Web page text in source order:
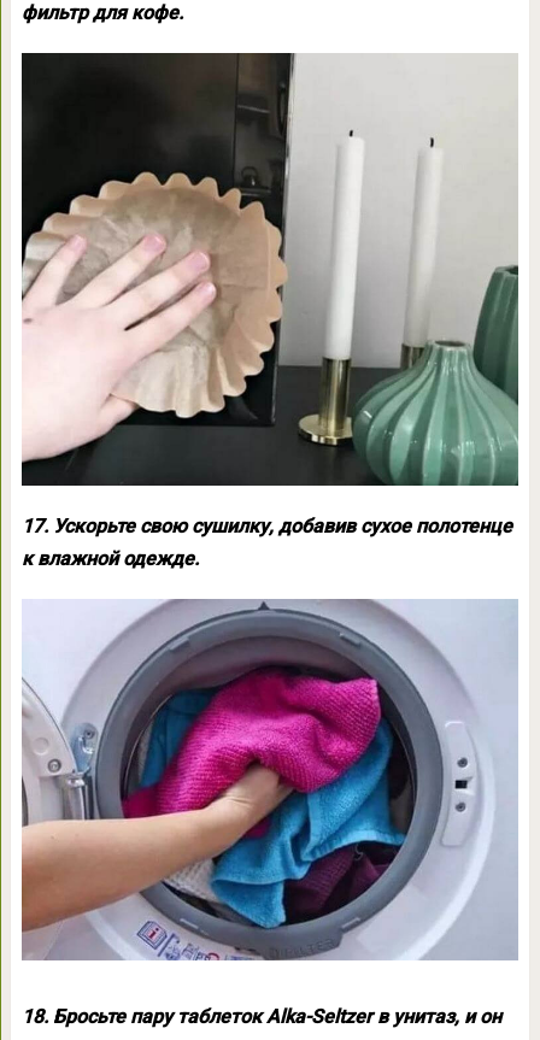
фильтр для кофе.
17. Ускорьте свою сушилку, добавив сухое полотенце
к влажной одежде.
18. Бросьте пару таблеток Alka-Seltzer в унитаз, и он